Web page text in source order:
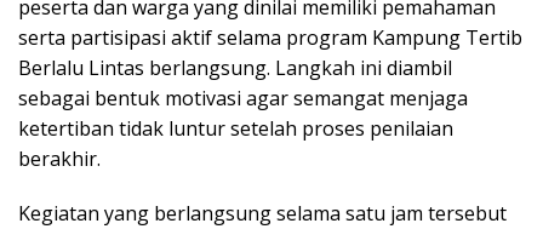
peserta dan warga yang dinilai memiliki pemahaman
serta partisipasi aktif selama program Kampung Tertib
Berlalu Lintas berlangsung. Langkah ini diambil
sebagai bentuk motivasi agar semangat menjaga
ketertiban tidak luntur setelah proses penilaian
berakhir.
Kegiatan yang berlangsung selama satu jam tersebut